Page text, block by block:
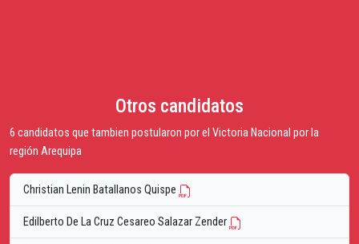
Otros candidatos
6 candidatos que tambien postularon por el Victoria Nacional por la
región Arequipa
Christian Lenin Batallanos Quispe
Edilberto De La Cruz Cesareo Salazar Zender